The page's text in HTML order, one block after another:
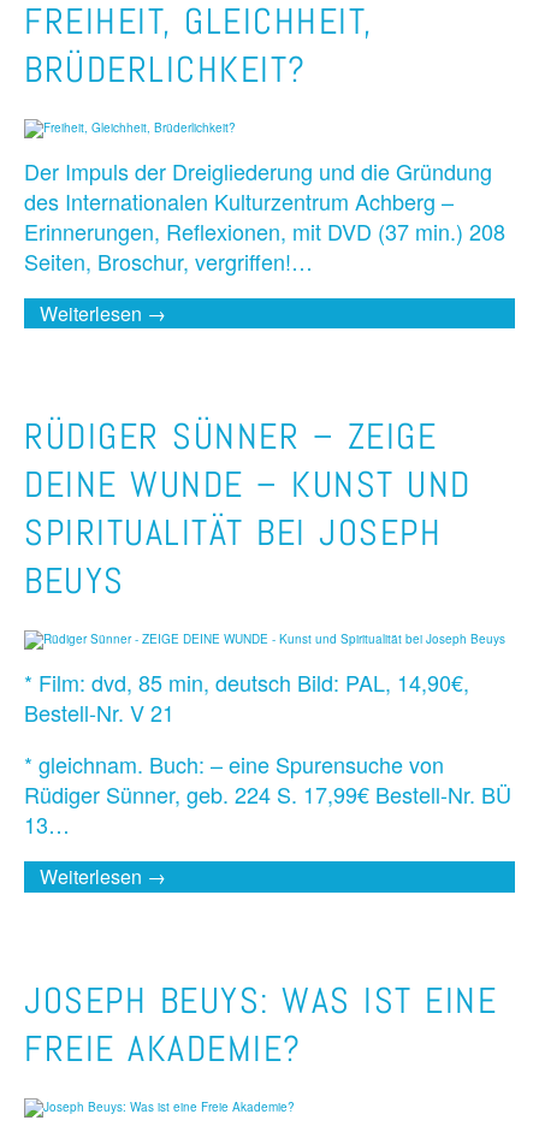
FREIHEIT, GLEICHHEIT,
BRÜDERLICHKEIT?
Der Impuls der Dreigliederung und die Gründung
des Internationalen Kulturzentrum Achberg –
Erinnerungen, Reflexionen, mit DVD (37 min.) 208
Seiten, Broschur, vergriffen!…
Weiterlesen →
RÜDIGER SÜNNER – ZEIGE
DEINE WUNDE – KUNST UND
SPIRITUALITÄT BEI JOSEPH
BEUYS
* Film: dvd, 85 min, deutsch Bild: PAL, 14,90€,
Bestell-Nr. V 21
* gleichnam. Buch: – eine Spurensuche von
Rüdiger Sünner, geb. 224 S. 17,99€ Bestell-Nr. BÜ
13…
Weiterlesen →
JOSEPH BEUYS: WAS IST EINE
FREIE AKADEMIE?